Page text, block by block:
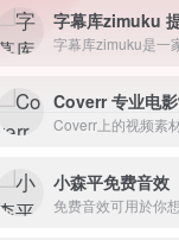
小森平免费音效